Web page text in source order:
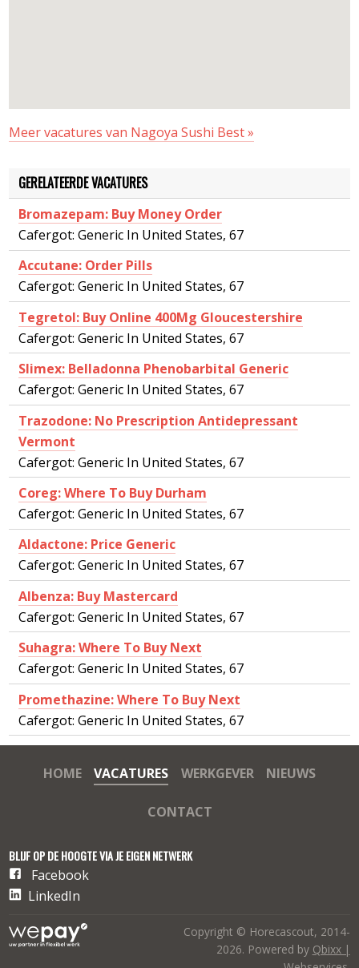
Meer vacatures van Nagoya Sushi Best »
GERELATEERDE VACATURES
Bromazepam: Buy Money Order
Cafergot: Generic In United States, 67
Accutane: Order Pills
Cafergot: Generic In United States, 67
Tegretol: Buy Online 400Mg Gloucestershire
Cafergot: Generic In United States, 67
Slimex: Belladonna Phenobarbital Generic
Cafergot: Generic In United States, 67
Trazodone: No Prescription Antidepressant
Vermont
Cafergot: Generic In United States, 67
Coreg: Where To Buy Durham
Cafergot: Generic In United States, 67
Aldactone: Price Generic
Cafergot: Generic In United States, 67
Albenza: Buy Mastercard
Cafergot: Generic In United States, 67
Suhagra: Where To Buy Next
Cafergot: Generic In United States, 67
Promethazine: Where To Buy Next
Cafergot: Generic In United States, 67
HOME VACATURES WERKGEVER NIEUWS
CONTACT
BLIJF OP DE HOOGTE VIA JE EIGEN NETWERK
Facebook
LinkedIn
Copyright © Horecascout, 2014-
2026. Powered by Qbixx |